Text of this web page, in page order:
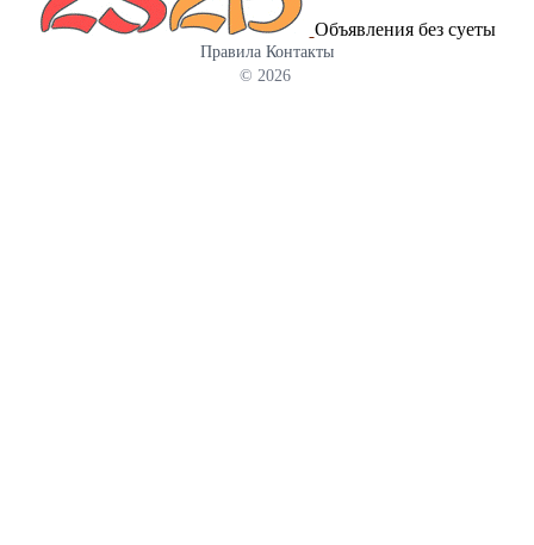
Объявления без суеты
Правила Контакты
© 2026